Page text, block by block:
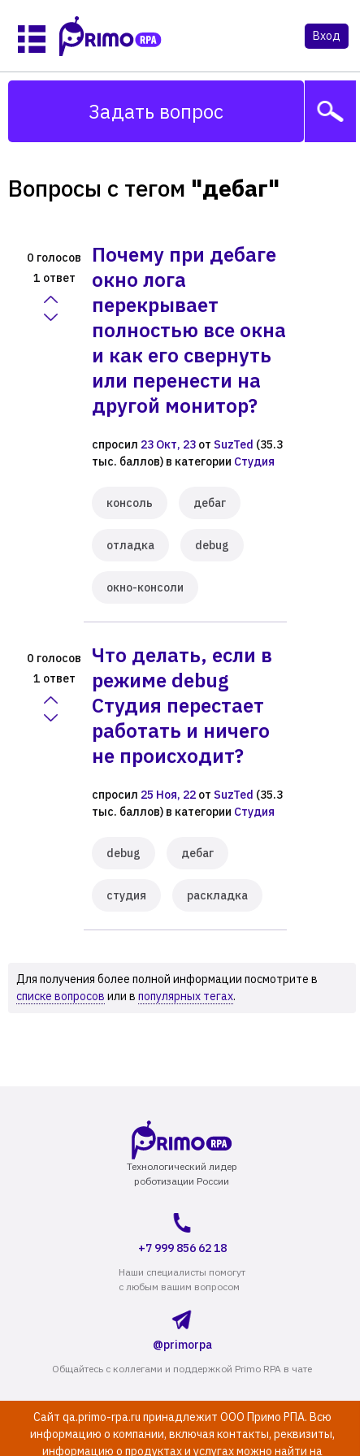
Вход
Задать вопрос
Вопросы с тегом "дебаг"
0 голосов
1 ответ
Почему при дебаге
окно лога
перекрывает
полностью все окна
и как его свернуть
или перенести на
другой монитор?
спросил 23 Окт, 23 от SuzTed (35.3
тыс. баллов) в категории Студия
консоль дебаг
отладка debug
окно-консоли
0 голосов
1 ответ
Что делать, если в
режиме debug
Студия перестает
работать и ничего
не происходит?
спросил 25 Ноя, 22 от SuzTed (35.3
тыс. баллов) в категории Студия
debug дебаг
студия раскладка
Для получения более полной информации посмотрите в
списке вопросов или в популярных тегах.
Технологический лидер
роботизации России
+7 999 856 62 18
Наши специалисты помогут
с любым вашим вопросом
@primorpa
Общайтесь с коллегами и поддержкой Primo RPA в чате
Сайт qa.primo-rpa.ru принадлежит ООО Примо РПА. Всю
информацию о компании, включая контакты, реквизиты,
информацию о продуктах и услугах можно найти на